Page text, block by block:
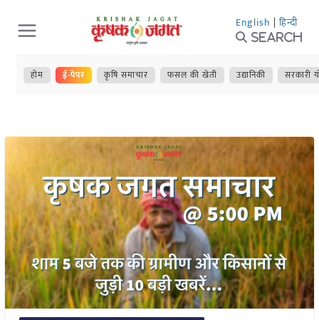
Skip
to
content
English | हिन्दी
Search
होम ई-पेपर कृषि समाचार फसल की खेती उद्यानिकी सरकारी